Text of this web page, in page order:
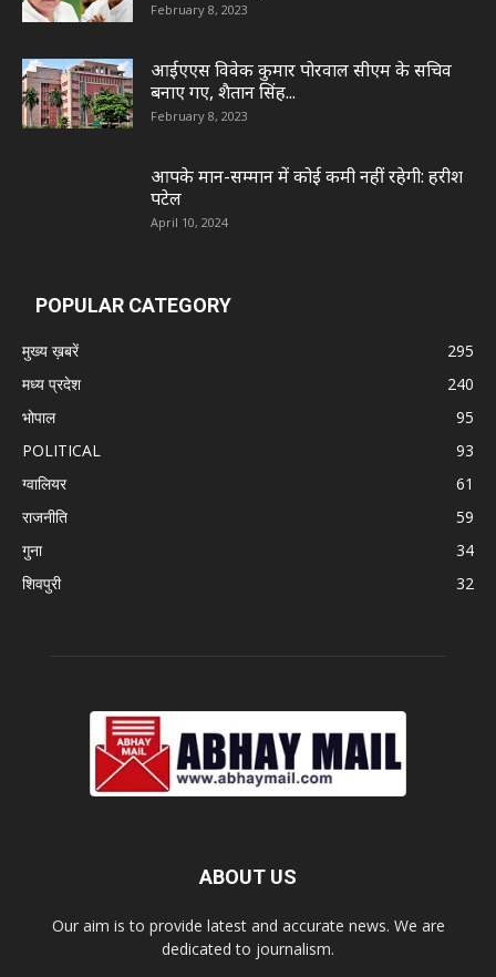
February 8, 2023
आईएएस विवेक कुमार पोरवाल सीएम के सचिव
बनाए गए, शैतान सिंह...
February 8, 2023
आपके मान-सम्मान में कोई कमी नहीं रहेगी: हरीश
पटेल
April 10, 2024
POPULAR CATEGORY
मुख्य ख़बरें
295
मध्य प्रदेश
240
भोपाल
95
POLITICAL
93
ग्वालियर
61
राजनीति
59
गुना
34
शिवपुरी
32
ABOUT US
Our aim is to provide latest and accurate news. We are
dedicated to journalism.